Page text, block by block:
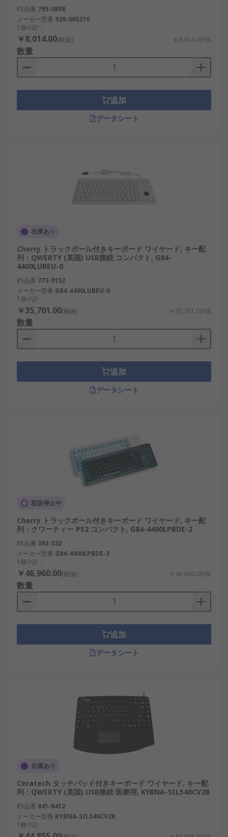
RS品番 795-0898
メーカー型番 920-005216
1個小計：
￥8,014.00(税抜) ￥8,014.00/個
数量
追加
データシート
在庫あり
Cherry トラックボール付きキーボード ワイヤード, キー配
列：QWERTY (英国) USB接続 コンパクト, G84-
4400LUBEU-0
RS品番 773-9152
メーカー型番 G84-4400LUBEU-0
1個小計：
￥35,701.00(税抜) ￥35,701.00/個
数量
追加
データシート
取扱停止中
Cherry トラックボール付きキーボード ワイヤード, キー配
列：クワーティー PS2 コンパクト, G84-4400LPBDE-2
RS品番 392-532
メーカー型番 G84-4400LPBDE-2
1個小計：
￥46,960.00(税抜) ￥46,960.00/個
数量
追加
データシート
在庫あり
Ceratech タッチパッド付きキーボード ワイヤード, キー配
列：QWERTY (英国) USB接続 医療用, KYBNA-SIL540CV2B
RS品番 841-8412
メーカー型番 KYBNA-SIL540CV2B
1個小計：